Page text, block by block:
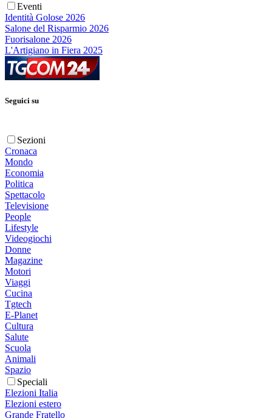
Eventi
Identità Golose 2026
Salone del Risparmio 2026
Fuorisalone 2026
L'Artigiano in Fiera 2025
Seguici su
Sezioni
Cronaca
Mondo
Economia
Politica
Spettacolo
Televisione
People
Lifestyle
Videogiochi
Donne
Magazine
Motori
Viaggi
Cucina
Tgtech
E-Planet
Cultura
Salute
Scuola
Animali
Spazio
Speciali
Elezioni Italia
Elezioni estero
Grande Fratello